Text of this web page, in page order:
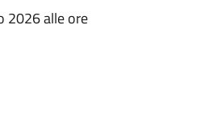
2026 alle ore